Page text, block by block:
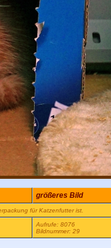
größeres Bild
für Katzenfutter ist.
Aufrufe: 8076
Bildnummer: 29